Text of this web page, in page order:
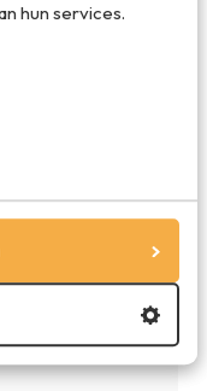
hun services.
hoge